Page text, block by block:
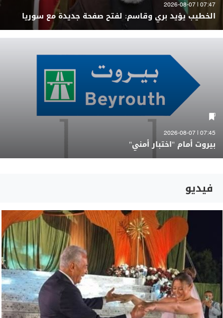
07:47 | 2026-08-07
الخطيب يؤيد بري وقاسم: لفتح صفحة جديدة مع سوريا
07:45 | 2026-08-07
بيروت أمام "اختبار أمني"
فيديو